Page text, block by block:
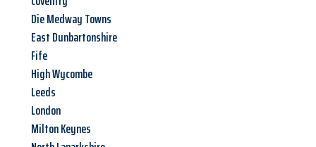
Die Medway Towns
East Dunbartonshire
Fife
High Wycombe
Leeds
London
Milton Keynes